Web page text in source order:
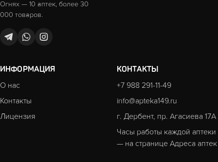
Огнях — 10 аптек, более 30
000 товаров.
ИНФОРМАЦИЯ
О нас
Контакты
Лицензия
КОНТАКТЫ
+7 988 291-11-49
info@apteka149.ru
г. Дербент, пр. Агасиева 17А
Часы работы каждой аптеки
— на странице Адреса аптек